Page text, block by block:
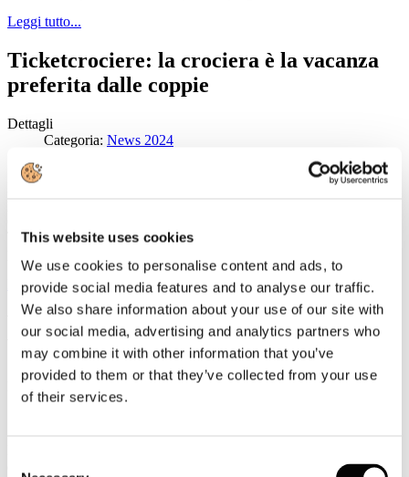
This website uses cookies
We use cookies to personalise content and ads, to
provide social media features and to analyse our traffic.
We also share information about your use of our site with
our social media, advertising and analytics partners who
may combine it with other information that you’ve
provided to them or that they’ve collected from your use
of their services.
Leggi tutto...
Ticketcrociere: la crociera è la vacanza
preferita dalle coppie
Dettagli
Categoria: News 2024
Due viaggiatori su tre che hanno prenotato crociere saliranno per la
Ticketcrociere che analizza le prenotazioni degli italiani sull’intero
Leggi tutto...
VISA/Ipsos: crescono i turisti americani e
britannici che tornano a visitare l'Italia
Dettagli
Categoria:News 2024
da voler tornarci: è uno dei dati più significativi che emergono dalla